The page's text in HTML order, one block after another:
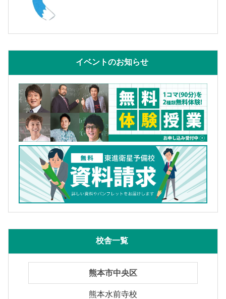
イベントのお知らせ
校舎一覧
熊本市中央区
熊本水前寺校